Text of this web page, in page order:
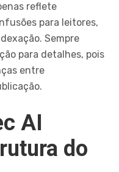
reflete
para leitores,
Sempre
para detalhes, pois
entre
AI
do